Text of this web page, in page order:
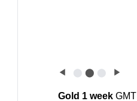
◀ ⬤ ⬤ ⬤ ▶
Gold 1 weekGMT